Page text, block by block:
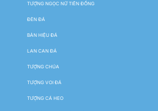
TƯỢNG NGỌC NỮ TIÊN ĐỒNG
ĐÈN ĐÁ
BẢN HIỆU ĐÁ
LAN CAN ĐÁ
TƯỢNG CHÚA
TƯỢNG VOI ĐÁ
TƯỢNG CÁ HEO